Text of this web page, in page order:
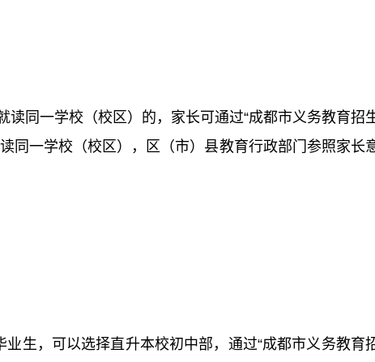
读同一学校（校区）的，家长可通过“成都市义务教育招
同一学校（校区），区（市）县教育行政部门参照家长
生，可以选择直升本校初中部，通过“成都市义务教育